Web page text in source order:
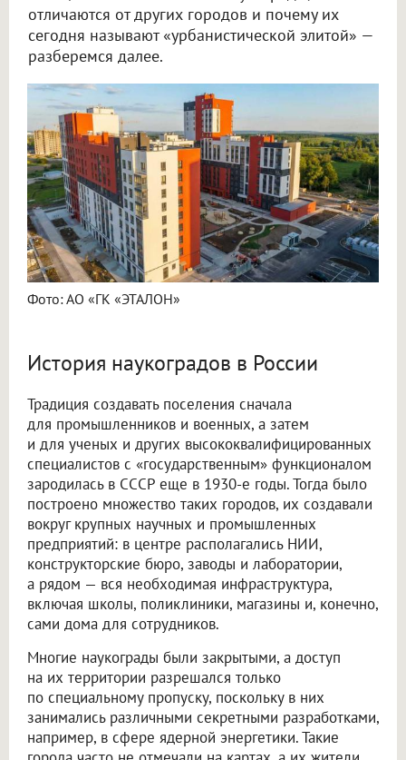
отличаются от других городов и почему их
сегодня называют «урбанистической элитой» —
разберемся далее.
Фото: АО «ГК «ЭТАЛОН»
История наукоградов в России
Традиция создавать поселения сначала
для промышленников и военных, а затем
и для ученых и других высококвалифицированных
специалистов с «государственным» функционалом
зародилась в СССР еще в 1930-е годы. Тогда было
построено множество таких городов, их создавали
вокруг крупных научных и промышленных
предприятий: в центре располагались НИИ,
конструкторские бюро, заводы и лаборатории,
а рядом — вся необходимая инфраструктура,
включая школы, поликлиники, магазины и, конечно,
сами дома для сотрудников.
Многие наукограды были закрытыми, а доступ
на их территории разрешался только
по специальному пропуску, поскольку в них
занимались различными секретными разработками,
например, в сфере ядерной энергетики. Такие